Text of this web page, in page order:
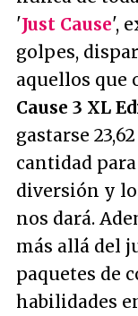
'Just Cause',
golpes,
aquellos que
Cause 3 XL
gastarse
cantidad
diversión y
nos dará.
más allá del
paquetes de
habilidades